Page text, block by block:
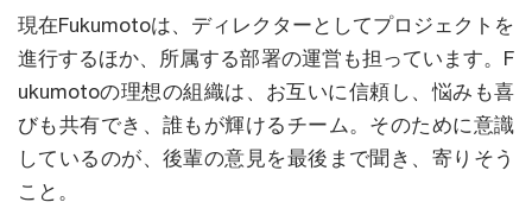
現在Fukumotoは、ディレクターとしてプロジェクトを
進行するほか、所属する部署の運営も担っています。F
ukumotoの理想の組織は、お互いに信頼し、悩みも喜
びも共有でき、誰もが輝けるチーム。そのために意識
しているのが、後輩の意見を最後まで聞き、寄りそう
こと。